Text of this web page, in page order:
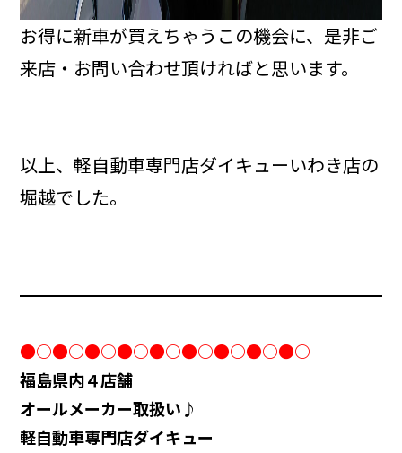
お得に新車が買えちゃうこの機会に、是非ご
来店・お問い合わせ頂ければと思います。
以上、軽自動車専門店ダイキューいわき店の
堀越でした。
●○●○●○●○●○●○●○●○●○
福島県内４店舗
オールメーカー取扱い♪
軽自動車専門店ダイキュー